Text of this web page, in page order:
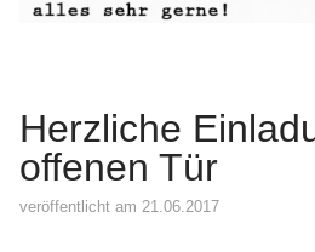
Herzliche
offenen Tür
veröffentlicht am 21.06.2017